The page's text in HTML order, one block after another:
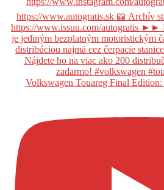
Volkswagen Touareg Final